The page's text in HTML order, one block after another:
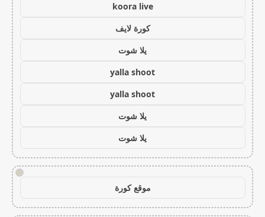
koora live
كورة لايف
يلا شوت
yalla shoot
yalla shoot
يلا شوت
يلا شوت
!
موقع كورة